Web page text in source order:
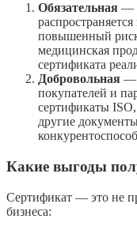
Обязательная —
повышенный риск
медицинская
сертификата
Добровольная —
покупателей и
сертификаты
другие
Какие выгоды
Сертификат — это не
бизнеса: